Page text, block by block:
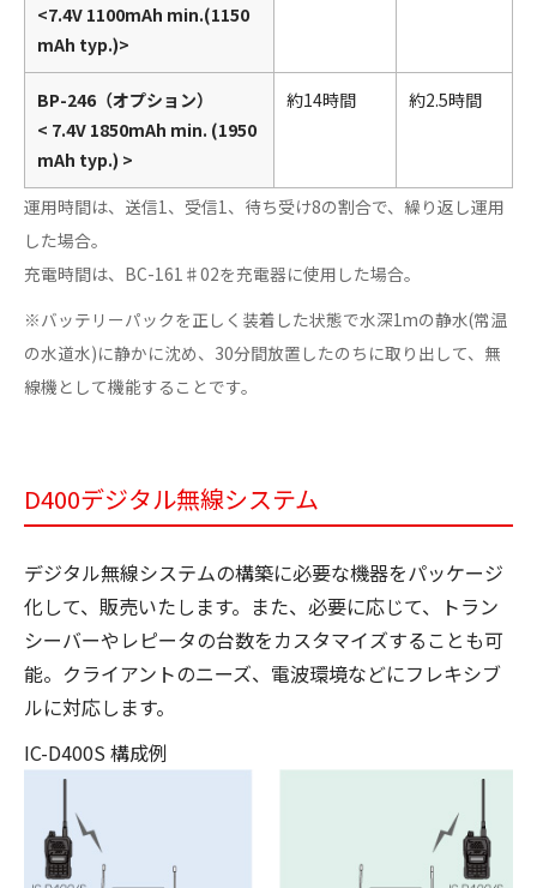
<7.4V 1100mAh min.(1150
mAh typ.)>
BP-246（オプション）
< 7.4V 1850mAh min. (1950
mAh typ.) >
約14時間 約2.5時間
運用時間は、送信1、受信1、待ち受け8の割合で、繰り返し運用
した場合。
充電時間は、BC-161♯02を充電器に使用した場合。
※バッテリーパックを正しく装着した状態で水深1mの静水(常温
の水道水)に静かに沈め、30分間放置したのちに取り出して、無
線機として機能することです。
D400デジタル無線システム
デジタル無線システムの構築に必要な機器をパッケージ
化して、販売いたします。また、必要に応じて、トラン
シーバーやレピータの台数をカスタマイズすることも可
能。クライアントのニーズ、電波環境などにフレキシブ
ルに対応します。
IC-D400S 構成例